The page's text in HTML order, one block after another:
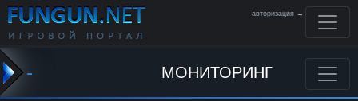
авторизация →
- МОНИТОРИНГ